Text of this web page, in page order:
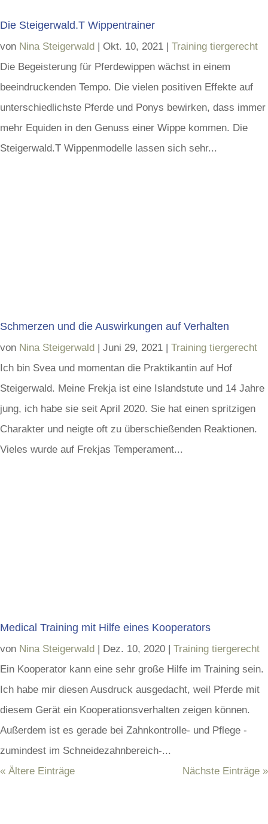
Die Steigerwald.T Wippentrainer
von Nina Steigerwald | Okt. 10, 2021 | Training tiergerecht
Die Begeisterung für Pferdewippen wächst in einem
beeindruckenden Tempo. Die vielen positiven Effekte auf
unterschiedlichste Pferde und Ponys bewirken, dass immer
mehr Equiden in den Genuss einer Wippe kommen. Die
Steigerwald.T Wippenmodelle lassen sich sehr...
Schmerzen und die Auswirkungen auf Verhalten
von Nina Steigerwald | Juni 29, 2021 | Training tiergerecht
Ich bin Svea und momentan die Praktikantin auf Hof
Steigerwald. Meine Frekja ist eine Islandstute und 14 Jahre
jung, ich habe sie seit April 2020. Sie hat einen spritzigen
Charakter und neigte oft zu überschießenden Reaktionen.
Vieles wurde auf Frekjas Temperament...
Medical Training mit Hilfe eines Kooperators
von Nina Steigerwald | Dez. 10, 2020 | Training tiergerecht
Ein Kooperator kann eine sehr große Hilfe im Training sein.
Ich habe mir diesen Ausdruck ausgedacht, weil Pferde mit
diesem Gerät ein Kooperationsverhalten zeigen können.
Außerdem ist es gerade bei Zahnkontrolle- und Pflege -
zumindest im Schneidezahnbereich-...
« Ältere Einträge
Nächste Einträge »